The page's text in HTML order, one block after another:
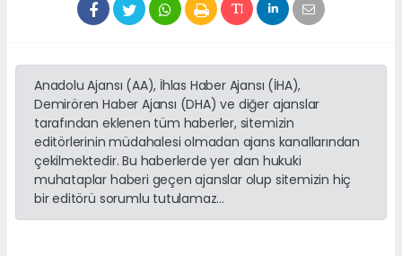
Anadolu Ajansı (AA), İhlas Haber Ajansı (İHA),
Demirören Haber Ajansı (DHA) ve diğer ajanslar
tarafından eklenen tüm haberler, sitemizin
editörlerinin müdahalesi olmadan ajans kanallarından
çekilmektedir. Bu haberlerde yer alan hukuki
muhataplar haberi geçen ajanslar olup sitemizin hiç
bir editörü sorumlu tutulamaz...